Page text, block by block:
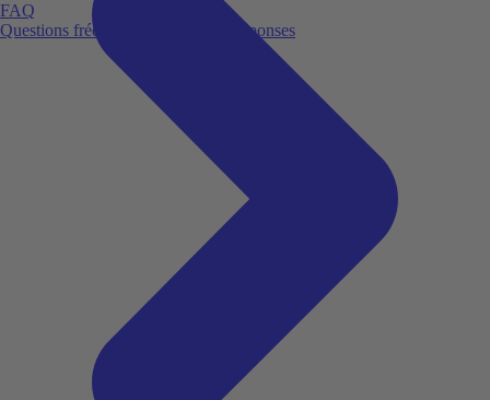
FAQ
Questions fréquemment posées et réponses